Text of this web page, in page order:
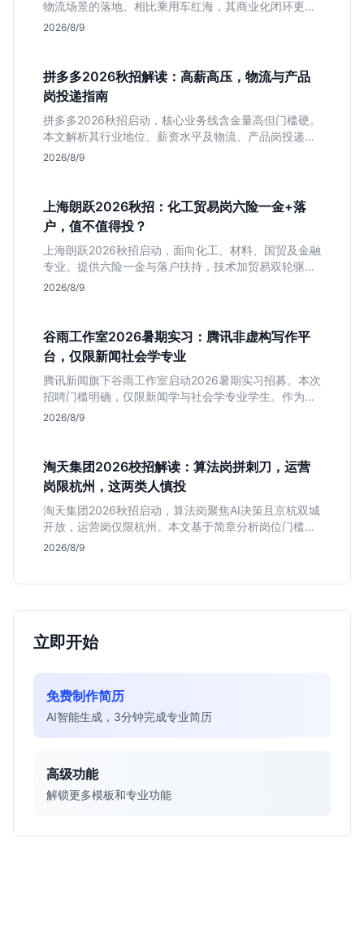
物流场景的落地。相比乘用车红海，其商业化闭环更清
晰，现金流相对健康。本文解读其业务模式、岗位稳定
2026/8/9
拼多多2026秋招解读：高薪高压，物流与产品
岗投递指南
拼多多2026秋招启动，核心业务线含金量高但门槛硬。
本文解析其行业地位、薪资水平及物流、产品岗投递策
略，助你判断是否适合这种高强度职业起步。
2026/8/9
上海朗跃2026秋招：化工贸易岗六险一金+落
户，值不值得投？
上海朗跃2026秋招启动，面向化工、材料、国贸及金融
专业。提供六险一金与落户扶持，技术加贸易双轮驱动
模式稳定性高。本文解读岗位需求与福利含金量，帮应
2026/8/9
谷雨工作室2026暑期实习：腾讯非虚构写作平
台，仅限新闻社会学专业
腾讯新闻旗下谷雨工作室启动2026暑期实习招募。本次
招聘门槛明确，仅限新闻学与社会学专业学生。作为深
耕非虚构写作的头部团队，该岗位提供独立发稿机会与
2026/8/9
淘天集团2026校招解读：算法岗拼刺刀，运营
岗限杭州，这两类人慎投
淘天集团2026秋招启动，算法岗聚焦AI决策且京杭双城
开放，运营岗仅限杭州。本文基于简章分析岗位门槛、
薪资行情及适合人群，帮应届生判断是否值得投递。
2026/8/9
立即开始
免费制作简历
AI智能生成，3分钟完成专业简历
高级功能
解锁更多模板和专业功能